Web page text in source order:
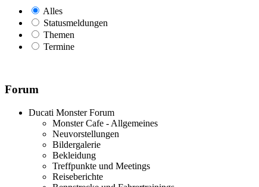
Alles
Statusmeldungen
Themen
Termine
Forum
Ducati Monster Forum
Monster Cafe - Allgemeines
Neuvorstellungen
Bildergalerie
Bekleidung
Treffpunkte und Meetings
Reiseberichte